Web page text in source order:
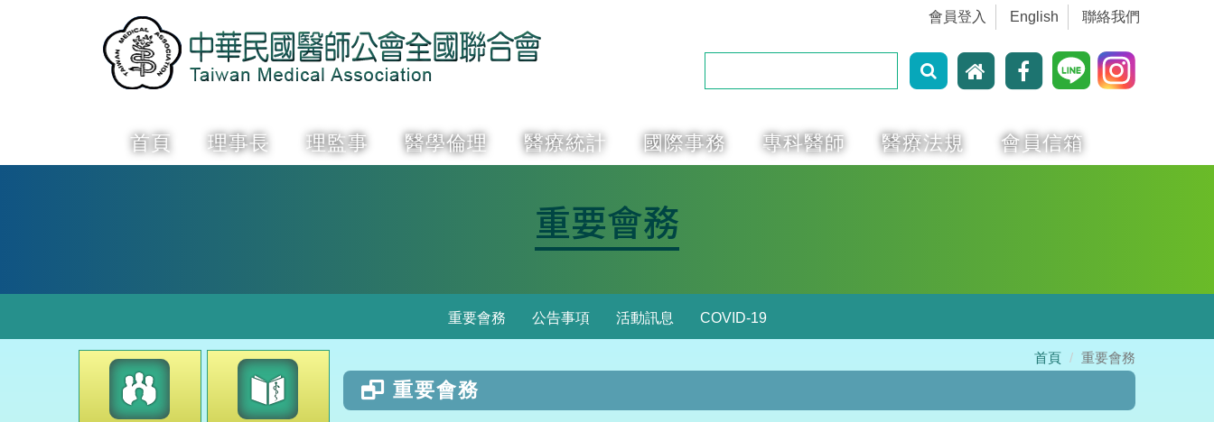
會員登入 English 聯絡我們
首頁 理事長 理監事 醫學倫理 醫療統計 國際事務 專科醫師 醫療法規 會員信箱
重要會務
重要會務 公告事項 活動訊息 COVID-19
首頁 重要會務
重要會務